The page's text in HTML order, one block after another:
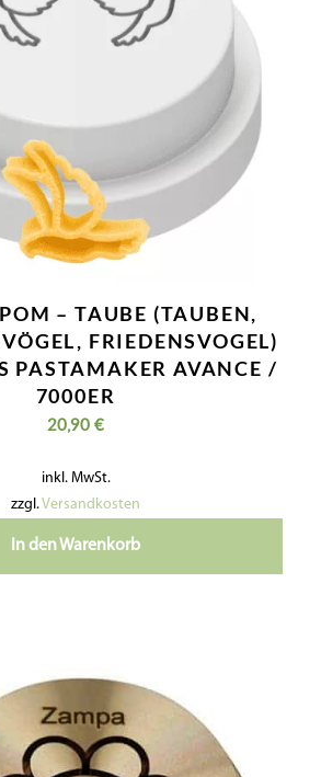
– TAUBE (TAUBEN,
FRIEDENSVOGEL)
PASTAMAKER AVANCE /
7000ER
20,90 €
inkl. MwSt.
zzgl.Versandkosten
In den Warenkorb